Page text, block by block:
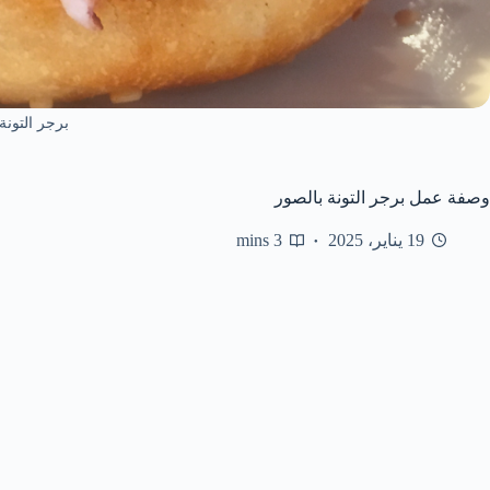
برجر
وصفة عمل برجر التونة بالصور
19 يناير، 2025 3 mins